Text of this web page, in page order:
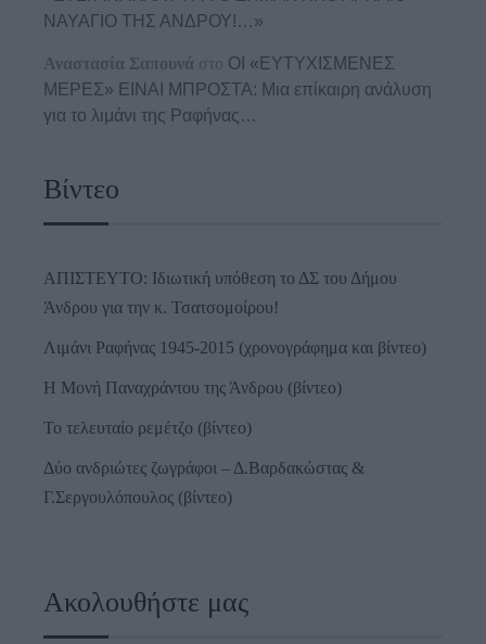
ΝΑΥΑΓΙΟ ΤΗΣ ΑΝΔΡΟΥ!…»
Αναστασία Σαπουνά στο ΟΙ «ΕΥΤΥΧΙΣΜΕΝΕΣ
ΜΕΡΕΣ» ΕΙΝΑΙ ΜΠΡΟΣΤΑ: Μια επίκαιρη ανάλυση
για το λιμάνι της Ραφήνας…
Βίντεο
ΑΠΙΣΤΕΥΤΟ: Ιδιωτική υπόθεση το ΔΣ του Δήμου
Άνδρου για την κ. Τσατσομοίρου!
Λιμάνι Ραφήνας 1945-2015 (χρονογράφημα και βίντεο)
Η Μονή Παναχράντου της Άνδρου (βίντεο)
Το τελευταίο ρεμέτζο (βίντεο)
Δύο ανδριώτες ζωγράφοι – Δ.Βαρδακώστας &
Γ.Σεργουλόπουλος (βίντεο)
Ακολουθήστε μας